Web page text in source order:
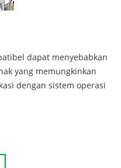
dapat menyebabkan
yang memungkinkan
dengan sistem operasi